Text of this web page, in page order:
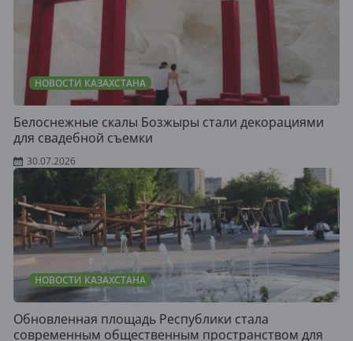
НОВОСТИ КАЗАХСТАНА
Белоснежные скалы Бозжыры стали декорациями
для свадебной съемки
30.07.2026
НОВОСТИ КАЗАХСТАНА
Обновленная площадь Республики стала
современным общественным пространством для